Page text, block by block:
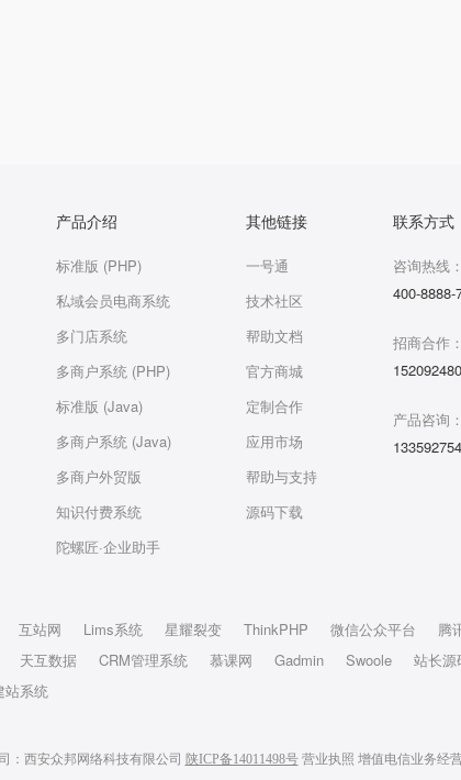
产品介绍
标准版 (PHP)
私域会员电商系统
多门店系统
多商户系统 (PHP)
标准版 (Java)
多商户系统 (Java)
多商户外贸版
知识付费系统
陀螺匠·企业助手
其他链接
一号通
技术社区
帮助文档
官方商城
定制合作
应用市场
帮助与支持
源码下载
联系方式
咨询热线：
400-8888-
招商合作：
产品咨询：
互站网 Lims系统 星耀裂变 ThinkPHP 微信公众平台 腾
天互数据 CRM管理系统 慕课网 Gadmin Swoole 站长源
站系统
：西安众邦网络科技有限公司 陕ICP备14011498号 营业执照 增值电信业务经